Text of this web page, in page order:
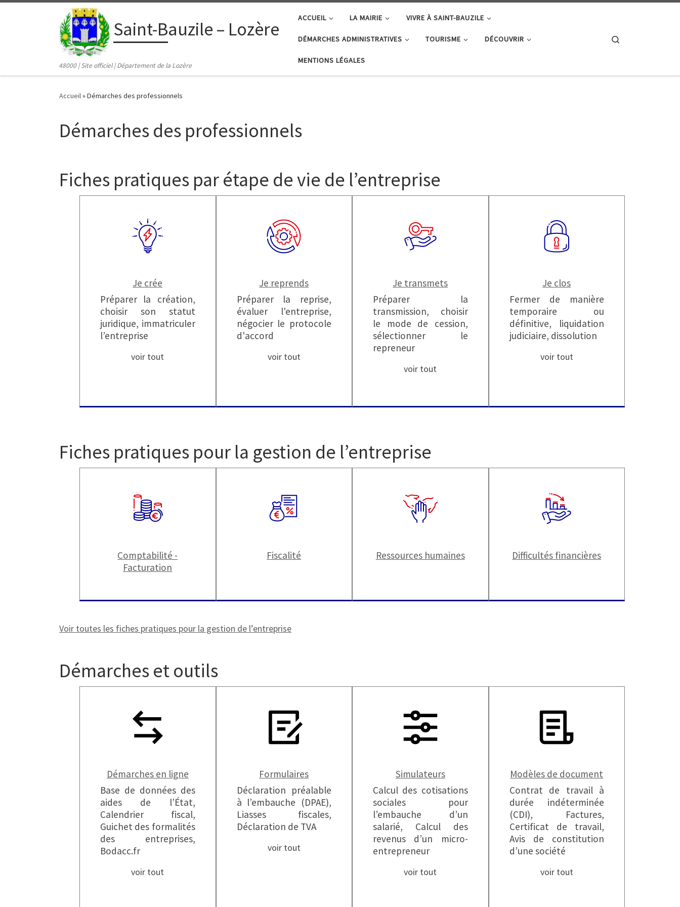
Passer au contenu
Saint-Bauzile – Lozère
48000 | Site officiel | Département de la Lozère
ACCUEIL LA MAIRIE VIVRE À SAINT-BAUZILE
DÉMARCHES ADMINISTRATIVES TOURISME DÉCOUVRIR
MENTIONS LÉGALES
Accueil»Démarches des professionnels
Démarches des professionnels
Fiches pratiques par étape de vie de l’entreprise
Je crée
Préparer la création,
choisir son statut
juridique, immatriculer
l’entreprise
voir tout
Je reprends
Préparer la reprise,
évaluer l'entreprise,
négocier le protocole
d'accord
voir tout
Je transmets
Préparer la
transmission, choisir
le mode de cession,
sélectionner le
repreneur
voir tout
Je clos
Fermer de manière
temporaire ou
définitive, liquidation
judiciaire, dissolution
voir tout
Fiches pratiques pour la gestion de l’entreprise
Comptabilité -
Facturation
Fiscalité Ressources humaines Difficultés financières
Voir toutes les fiches pratiques pour la gestion de l’entreprise
Démarches et outils
Démarches en ligne
Base de données des
aides de l’État,
Calendrier fiscal,
Guichet des formalités
des entreprises,
Bodacc.fr
voir tout
Formulaires
Déclaration préalable
à l’embauche (DPAE),
Liasses fiscales,
Déclaration de TVA
voir tout
Simulateurs
Calcul des cotisations
sociales pour
l’embauche d’un
salarié, Calcul des
revenus d’un micro-
entrepreneur
voir tout
Modèles de document
Contrat de travail à
durée indéterminée
(CDI), Factures,
Certificat de travail,
Avis de constitution
d’une société
voir tout